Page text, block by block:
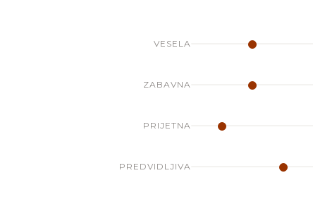
VESELA
ZABAVNA
PRIJETNA
PREDVIDLJIVA